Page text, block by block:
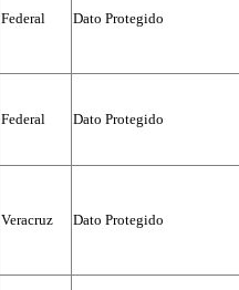
Federal Dato Protegido
Federal Dato Protegido
Veracruz Dato Protegido